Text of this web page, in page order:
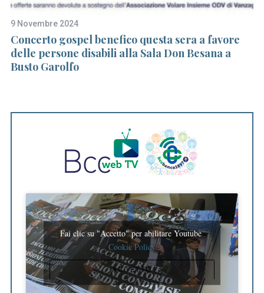
9 Novembre 2024
Concerto gospel benefico questa sera a favore
delle persone disabili alla Sala Don Besana a
Busto Garolfo
Fai clic su "Accetto" per abilitare Youtube
Cookie Policy
ACCETTO